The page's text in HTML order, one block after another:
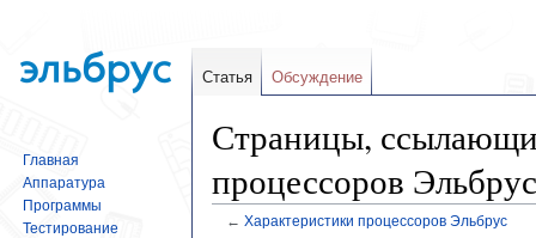
Страницы,
процессоров
← Характеристики процессоров Эльбрус
Статья Обсуждение
Главная
Аппаратура
Программы
Тестирование